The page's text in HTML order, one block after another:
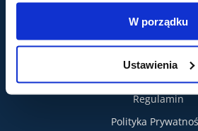
W porządku
Ustawienia
SOP
Regulamin
Polityka